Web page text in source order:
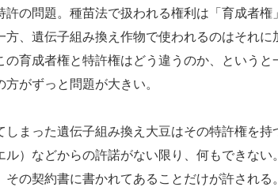
許の問題。種苗法で扱われる権利は「育成者権
方、遺伝子組み換え作物で使われるのはそれに
の育成者権と特許権はどう違うのか、というと
がずっと問題が大きい。
まった遺伝子組み換え大豆はその特許権を持
ル）などからの許諾がない限り、何もできない
その契約書に書かれてあることだけが許される